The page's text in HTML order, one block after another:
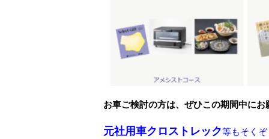
お車ご検討の方は、ぜひこの期間中にお
元社用車クロストレック等もそくぞ